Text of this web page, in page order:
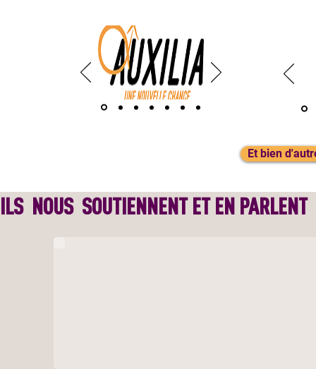
Et bien
ILS NOUS SOUTIENNENT ET EN PARLENT